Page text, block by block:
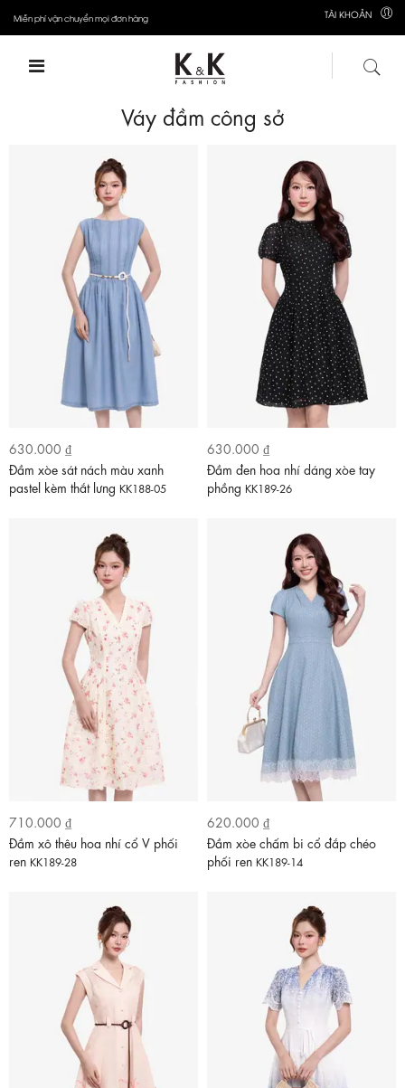
Miễn phí vận chuyển mọi đơn hàng TÀI KHOẢN
Váy đầm công sở
630.000 ₫
Đầm xòe sát nách màu xanh
pastel kèm thắt lưng KK188-05
630.000 ₫
Đầm đen hoa nhí dáng xòe tay
phồng KK189-26
710.000 ₫
Đầm xô thêu hoa nhí cổ V phối
ren KK189-28
620.000 ₫
Đầm xòe chấm bi cổ đắp chéo
phối ren KK189-14